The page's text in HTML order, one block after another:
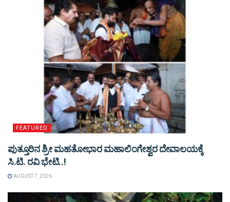
FEATURED
ಪುತ್ತೂರಿನ ಶ್ರೀ ಮಹತೋಭಾರ ಮಹಾಲಿಂಗೇಶ್ವರ ದೇವಾಲಯಕ್ಕೆ
ಸಿ.ಟಿ. ರವಿ ಭೇಟಿ..!
AUGUST 7, 2026